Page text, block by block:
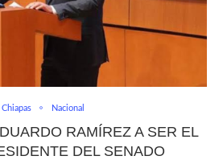
Chiapas Nacional
RAMÍREZ A SER EL
DEL SENADO